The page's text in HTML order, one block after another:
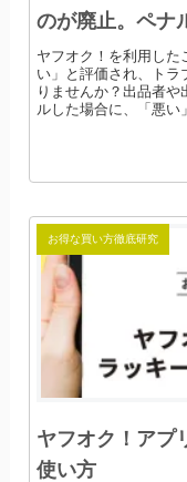
のが廃止。ペナ
ヤフオク！を利用した
い」と評価され、トラ
りませんか？出品者
ルした場合に、「悪
お得な買い方徹底研究
ヤフオク！ア
使い方